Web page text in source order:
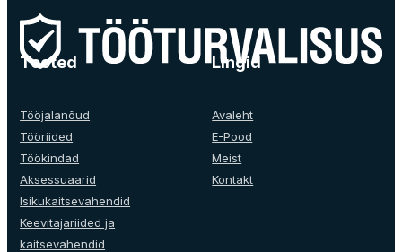
Tooted
Tööjalanõud
Tööriided
Töökindad
Aksessuaarid
Isikukaitsevahendid
Keevitajariided ja
kaitsevahendid
Lingid
Avaleht
E-Pood
Meist
Kontakt